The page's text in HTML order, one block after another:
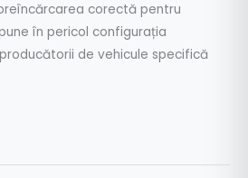
corectă pentru
în pericol configurația
de vehicule specifică